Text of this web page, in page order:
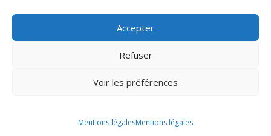
Accepter
Refuser
Voir les préférences
Mentions légalesMentions légales